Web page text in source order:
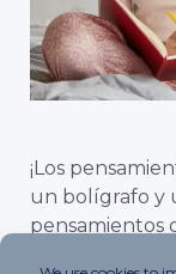
¡Los
un bolígrafo y
pensamientos